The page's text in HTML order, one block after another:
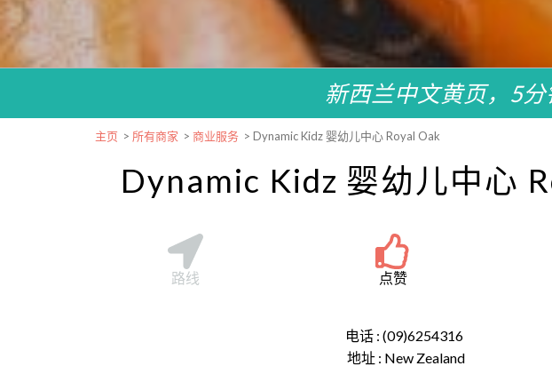
新西兰中文黄页，5
主页 > 所有商家 > 商业服务 > Dynamic Kidz 婴幼儿中心 Royal Oak
Dynamic Kidz 婴幼儿中心
路线 点赞
电话 : (09)6254316
地址 : New Zealand